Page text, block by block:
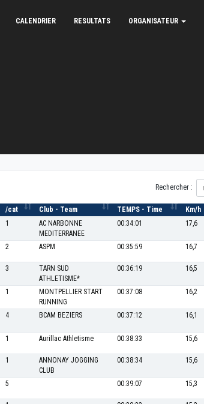
CALENDRIER RESULTATS ORGANISATEUR
Rechercher :
/cat Club - Team TEMPS - Time Km/h
1
AC NARBONNE
MEDITERRANEE
00:34:01 17,6
2 ASPM 00:35:59 16,7
3
TARN SUD
ATHLETISME*
00:36:19 16,5
1
MONTPELLIER START
RUNNING
00:37:08 16,2
4 BCAM BEZIERS 00:37:12 16,1
1 Aurillac Athletisme 00:38:33 15,6
1
ANNONAY JOGGING
CLUB
00:38:34 15,6
5 00:39:07 15,3